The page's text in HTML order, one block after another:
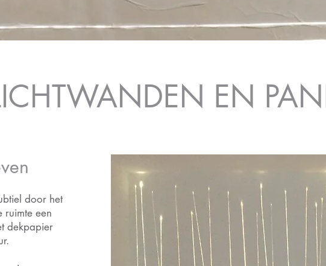
EN
door het
ruimte een
dekpapier